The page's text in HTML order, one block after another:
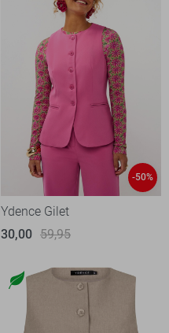
-50%
Ydence Gilet
30,00 59,95